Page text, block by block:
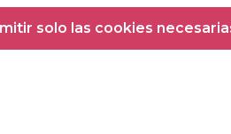
solo las cookies
Permitir solo las